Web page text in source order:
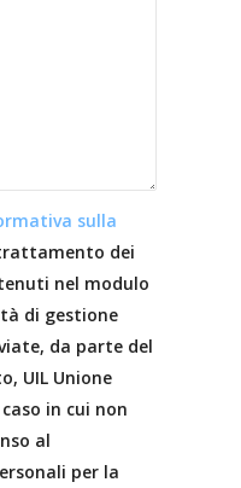
sulla
dei
nel modulo
di gestione
da parte del
UIL Unione
in cui non
al
per la